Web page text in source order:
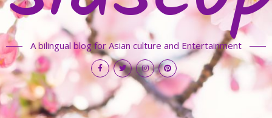
A bilingual blog for Asian culture and Entertainment